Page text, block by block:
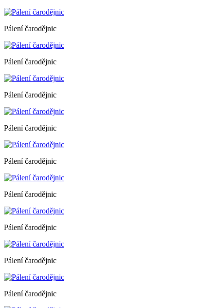
Pálení čarodějnic
Pálení čarodějnic
Pálení čarodějnic
Pálení čarodějnic
Pálení čarodějnic
Pálení čarodějnic
Pálení čarodějnic
Pálení čarodějnic
Pálení čarodějnic